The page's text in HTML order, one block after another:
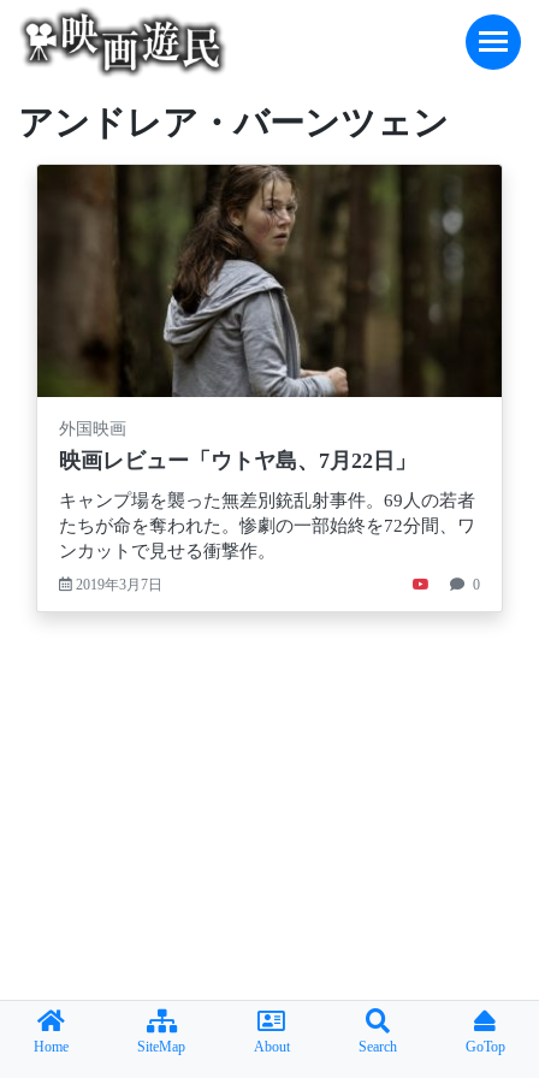
content
アンドレア・バーンツェン
外国映画
映画レビュー「ウトヤ島、7月22日」
キャンプ場を襲った無差別銃乱射事件。69人の若者
たちが命を奪われた。惨劇の一部始終を72分間、ワ
ンカットで見せる衝撃作。
2019年3月7日 0
Home SiteMap About Search GoTop